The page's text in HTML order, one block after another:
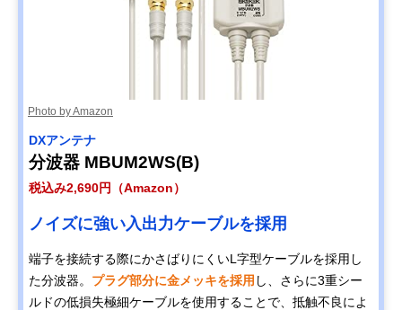
Photo by Amazon
DXアンテナ
分波器 MBUM2WS(B)
税込み2,690円（Amazon）
ノイズに強い入出力ケーブルを採用
​​端子を接続する際にかさばりにくいL字型ケーブルを採用し
た分波器。 プラグ部分に金メッキを採用 し、さらに3重シー
ルドの低損失極細ケーブルを使用することで、抵触不良によ